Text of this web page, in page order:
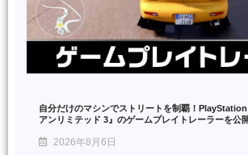
自分だけのマシンでストリートを制覇！
アンリミテッド 3』のゲームプレイトレーラーを公
2026年8月6日